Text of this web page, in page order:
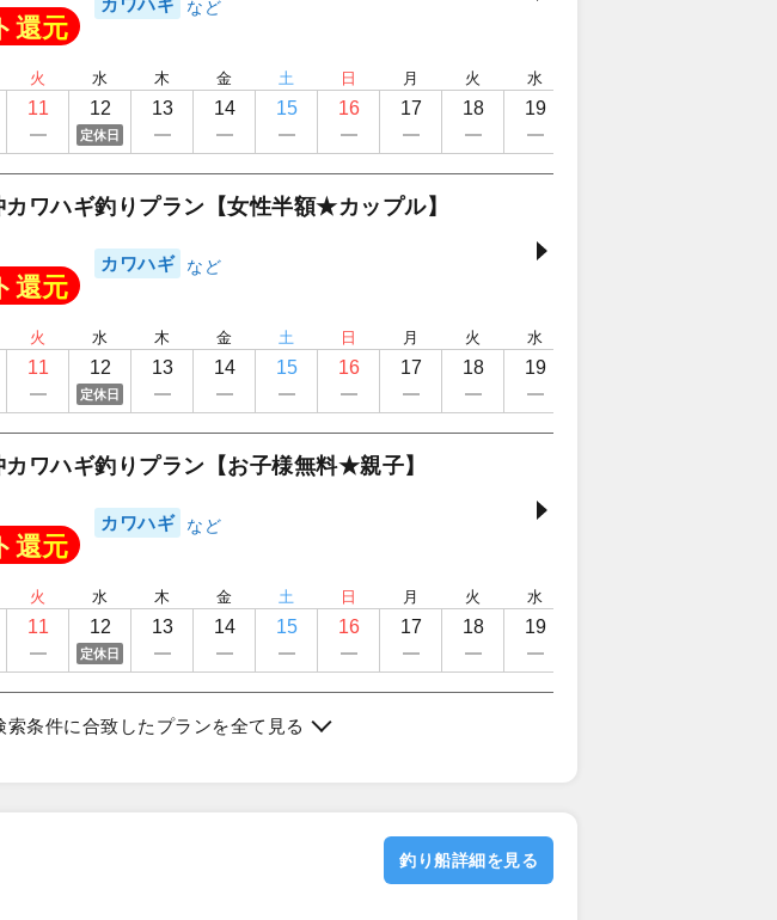
還元
火
11
水
12
定休日
木
13
金
14
土
15
日
16
月
17
火
18
水
19
ワハギ釣りプラン【女性半額★カップル】
還元
カワハギ
火
11
水
12
定休日
木
13
金
14
土
15
日
16
月
17
火
18
水
19
ワハギ釣りプラン【お子様無料★親子】
還元
カワハギ
火
11
水
12
定休日
木
13
金
14
土
15
日
16
月
17
火
18
水
19
索条件に合致したプランを全て見る
釣り船詳細を見る